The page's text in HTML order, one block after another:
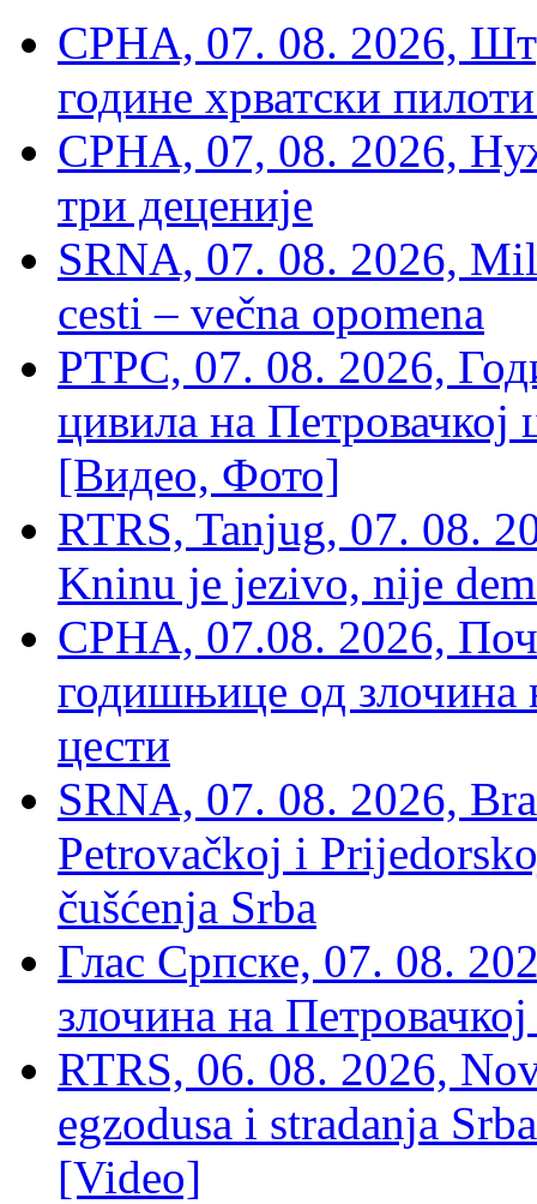
СРНА, 07. 08. 2026,
године хрватски
СРНА, 07, 08. 2026,
три деценије
SRNA, 07. 08. 2026,
cesti – večna opomena
РТРС, 07. 08. 2026,
цивила на Петровачкој
[Видео, Фото]
RTRS, Tanjug, 07. 08.
Kninu je jezivo, nije
СРНА, 07.08. 2026,
годишњице од злочина
цести
SRNA, 07. 08. 2026,
Petrovačkoj i
čušćenja Srba
Глас Српске, 07. 08.
злочина на
RTRS, 06. 08. 2026,
egzodusa i stradanja
[Video]